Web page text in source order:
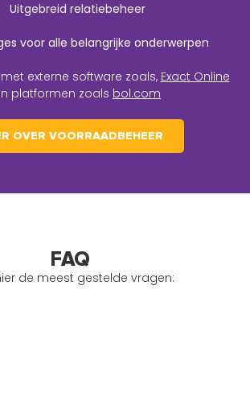
Uitgebreid relatiebeheer
voor alle belangrijke onderwerpen
externe software zoals, Exact Online
platformen zoals bol.com
OVER VOORRAADBEHEER
FAQ
de meest gestelde vragen: